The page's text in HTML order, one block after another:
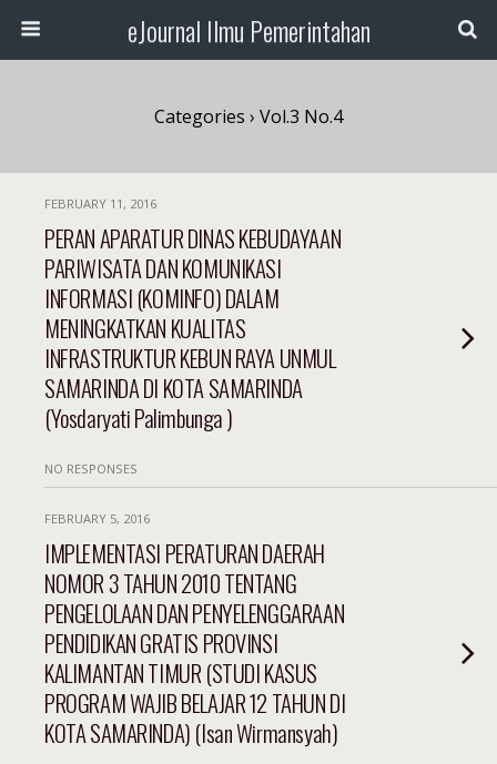
eJournal Ilmu Pemerintahan
Categories › Vol.3 No.4
FEBRUARY 11, 2016
PERAN APARATUR DINAS KEBUDAYAAN
PARIWISATA DAN KOMUNIKASI
INFORMASI (KOMINFO) DALAM
MENINGKATKAN KUALITAS
INFRASTRUKTUR KEBUN RAYA UNMUL
SAMARINDA DI KOTA SAMARINDA
(Yosdaryati Palimbunga )
NO RESPONSES
FEBRUARY 5, 2016
IMPLEMENTASI PERATURAN DAERAH
NOMOR 3 TAHUN 2010 TENTANG
PENGELOLAAN DAN PENYELENGGARAAN
PENDIDIKAN GRATIS PROVINSI
KALIMANTAN TIMUR (STUDI KASUS
PROGRAM WAJIB BELAJAR 12 TAHUN DI
KOTA SAMARINDA) (Isan Wirmansyah)